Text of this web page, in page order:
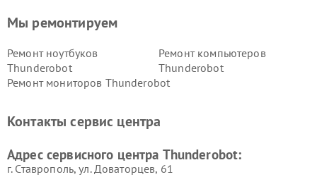
Мы ремонтируем
Ремонт ноутбуков
Thunderobot
Ремонт компьютеров
Thunderobot
Ремонт мониторов Thunderobot
Контакты сервис центра
Адрес сервисного центра Thunderobot:
г. Ставрополь, ул. Доваторцев, 61